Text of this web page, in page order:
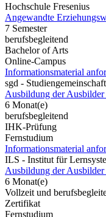
Hochschule Fresenius
Angewandte
7 Semester
berufsbegleitend
Bachelor of Arts
Online-Campus
Informationsmaterial
sgd -
Ausbildung der
6 Monat(e)
berufsbegleitend
IHK-Prüfung
Fernstudium
Informationsmaterial
ILS - Institut für
Ausbildung der
6 Monat(e)
Vollzeit und
Zertifikat
Fernstudium